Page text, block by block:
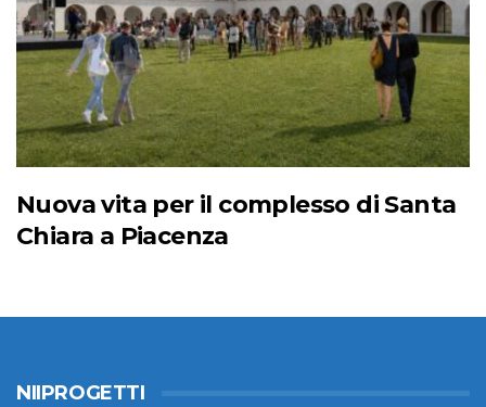
Nuova vita per il complesso di Santa
Chiara a Piacenza
NIIPROGETTI